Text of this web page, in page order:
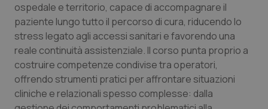
Psoriasi & pelle
Quotidiano Cardiologia
Quotidiano Chirurgia
ospedale e territorio, capace di accompagnare il
paziente lungo tutto il percorso di cura, riducendo lo
stress legato agli accessi sanitari e favorendo una
reale continuità assistenziale. Il corso punta proprio a
costruire competenze condivise tra operatori,
offrendo strumenti pratici per affrontare situazioni
cliniche e relazionali spesso complesse: dalla